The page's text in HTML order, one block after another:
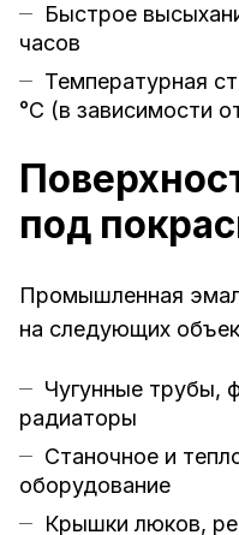
Быстрое
часов
Температурная
°C (в зависимости
под
Промышленная
на следующих
Чугунные трубы,
радиаторы
Станочное и
оборудование
Крышки люков,